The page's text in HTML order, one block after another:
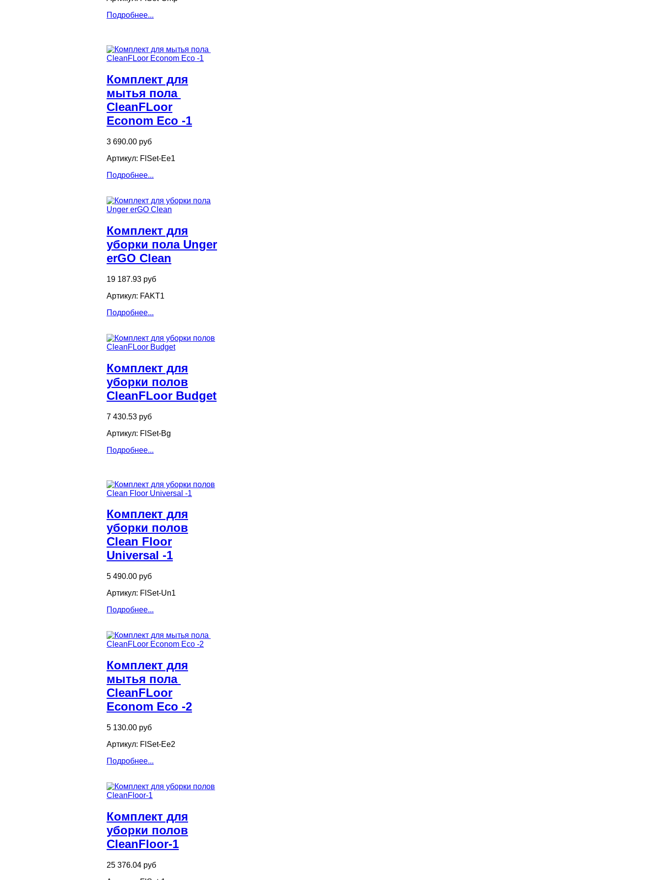
Подробнее...
Комплект для
мытья пола ​
CleanFLoor
Econom Eco -1
3 690.00 руб
Артикул: FlSet-Ee1
Подробнее...
Комплект для
уборки пола Unger
erGO Clean
19 187.93 руб
Артикул: FAKT1
Подробнее...
Комплект для
уборки полов
CleanFLoor Budget
7 430.53 руб
Артикул: FlSet-Bg
Подробнее...
Комплект для
уборки полов
Clean Floor
Universal -1
5 490.00 руб
Артикул: FlSet-Un1
Подробнее...
Комплект для
мытья пола ​
CleanFLoor
Econom Eco -2
5 130.00 руб
Артикул: FlSet-Ee2
Подробнее...
Комплект для
уборки полов
CleanFloor-1
25 376.04 руб